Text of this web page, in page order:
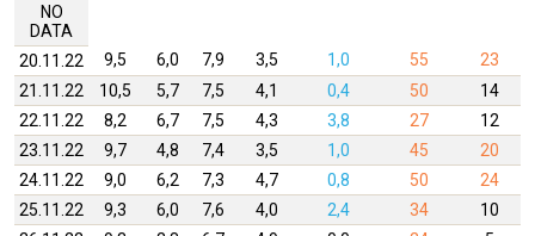
NO
DATA
20.11.22
9,5 6,0 7,9 3,5 1,0 55 23
21.11.22
10,5 5,7 7,5 4,1 0,4 50 14
22.11.22
8,2 6,7 7,5 4,3 3,8 27 12
23.11.22
9,7 4,8 7,4 3,5 1,0 45 20
24.11.22
9,0 6,2 7,3 4,7 0,8 50
24
25.11.22
9,3 6,0 7,6 4,0 2,4 34 10